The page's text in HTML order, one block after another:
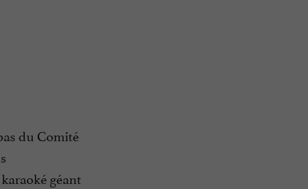
du Comité
géant